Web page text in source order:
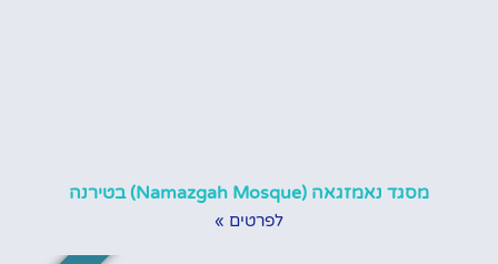
מסגד נאמזגאה (Namazgah Mosque) בטירנה
לפרטים »